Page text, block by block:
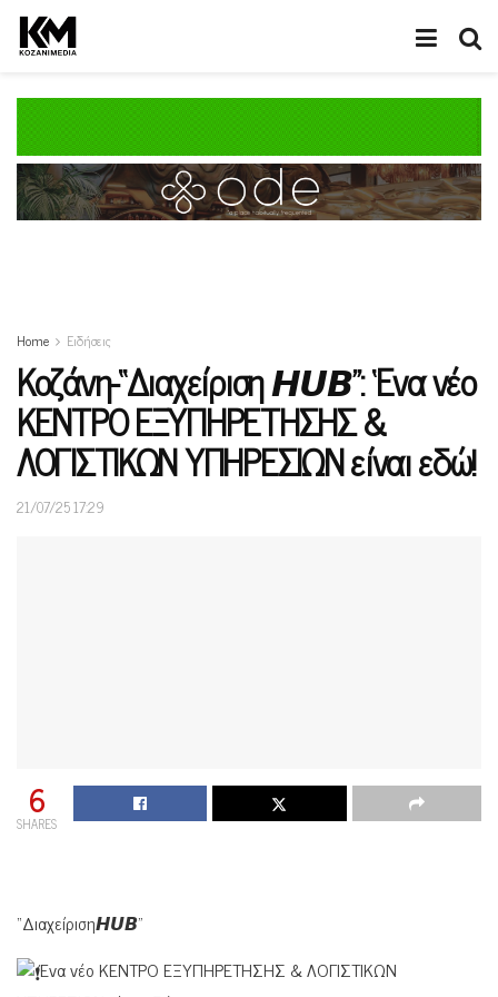
Home Ειδήσεις
Κοζάνη-“Διαχείριση 𝙃𝙐𝘽”: ‘Ενα νέο
ΚΕΝΤΡΟ ΕΞΥΠΗΡΕΤΗΣΗΣ &
ΛΟΓΙΣΤΙΚΩΝ ΥΠΗΡΕΣΙΩΝ είναι εδώ!
21/07/25 17:29
6
SHARES
“Διαχείριση𝙃𝙐𝘽”
Ένα νέο ΚΕΝΤΡΟ ΕΞΥΠΗΡΕΤΗΣΗΣ & ΛΟΓΙΣΤΙΚΩΝ